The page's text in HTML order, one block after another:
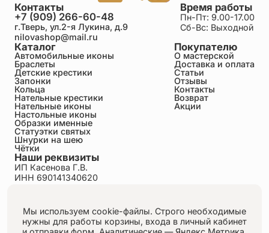
Каталог
Автомобильные иконы
Браслеты
Детские крестики
Запонки
Кольца
Нательные крестики
Нательные иконы
Настольные иконы
Образки именные
Статуэтки святых
Шнурки на шею
Чётки
Покупателю
О мастерской
Доставка и оплата
Статьи
Отзывы
Контакты
Возврат
Акции
Время работы
Пн-Пт: 9.00-17.00
Сб-Вс: Выходной
Контакты
+7 (909) 266-60-48
г.Тверь, ул.2-я Лукина, д.9
nilovashop@mail.ru
Наши реквизиты
ИП Касенова Г.В.
ИНН 690141340620
Пользовательское соглашение
Публичная оферта
Согласие на обработку персональных данных
Мы используем cookie-файлы. Строго необходимые
нужны для работы корзины, входа в личный кабинет